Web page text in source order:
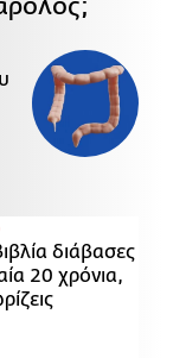
διάβασες
20 χρόνια,